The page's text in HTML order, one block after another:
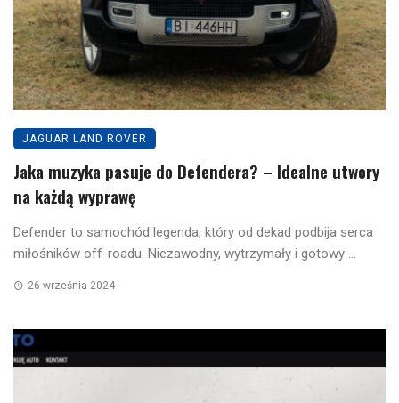
JAGUAR LAND ROVER
Jaka muzyka pasuje do Defendera? – Idealne utwory
na każdą wyprawę
Defender to samochód legenda, który od dekad podbija serca
miłośników off-roadu. Niezawodny, wytrzymały i gotowy ...
26 września 2024